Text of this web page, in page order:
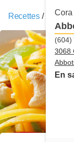
Cora
(604)
3068
En
Recettes/